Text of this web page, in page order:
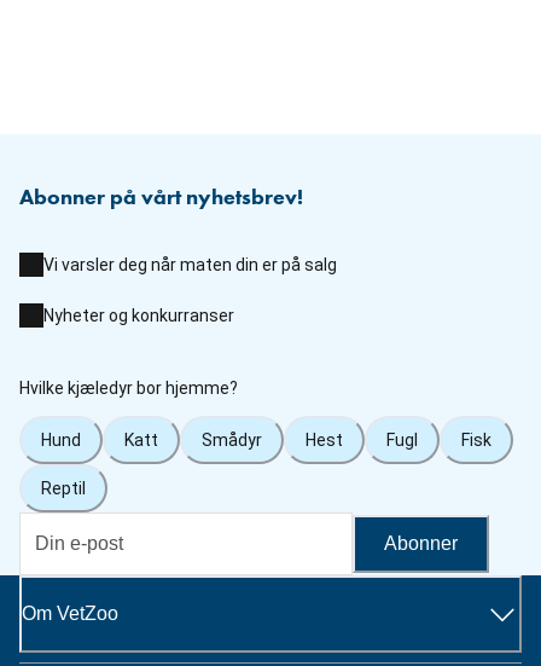
Abonner på vårt nyhetsbrev!
Vi varsler deg når maten din er på salg
Nyheter og konkurranser
Hvilke kjæledyr bor hjemme?
Hund Katt Smådyr Hest Fugl Fisk
Reptil
Abonner
Om VetZoo